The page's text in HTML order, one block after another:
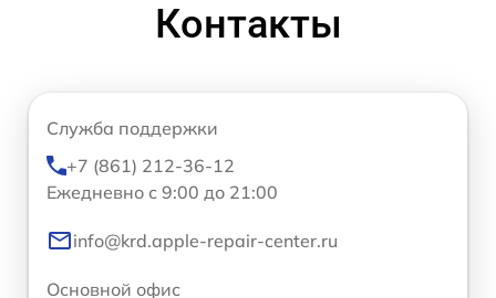
Контакты
Служба поддержки
+7 (861) 212-36-12
Ежедневно с 9:00 до 21:00
info@krd.apple-repair-center.ru
Основной офис